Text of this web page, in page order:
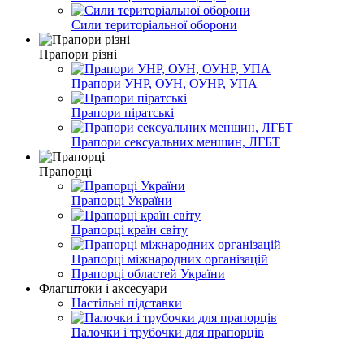
Сили територіальної оборони
Прапори різні
Прапори УНР, ОУН, ОУНР, УПА
Прапори піратські
Прапори сексуальних меншин, ЛГБТ
Прапорці
Прапорці України
Прапорці країн світу
Прапорці міжнародних організацій
Прапорці областей України
Флагштоки і аксесуари
Настільні підставки
Палочки і трубочки для прапорців